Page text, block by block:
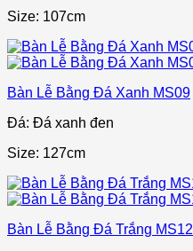
Size: 107cm
Bàn Lễ Bằng Đá Xanh MS09
Đá: Đá xanh đen
Size: 127cm
Bàn Lễ Bằng Đá Trắng MS12